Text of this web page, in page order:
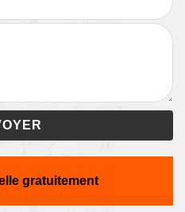
gratuitement